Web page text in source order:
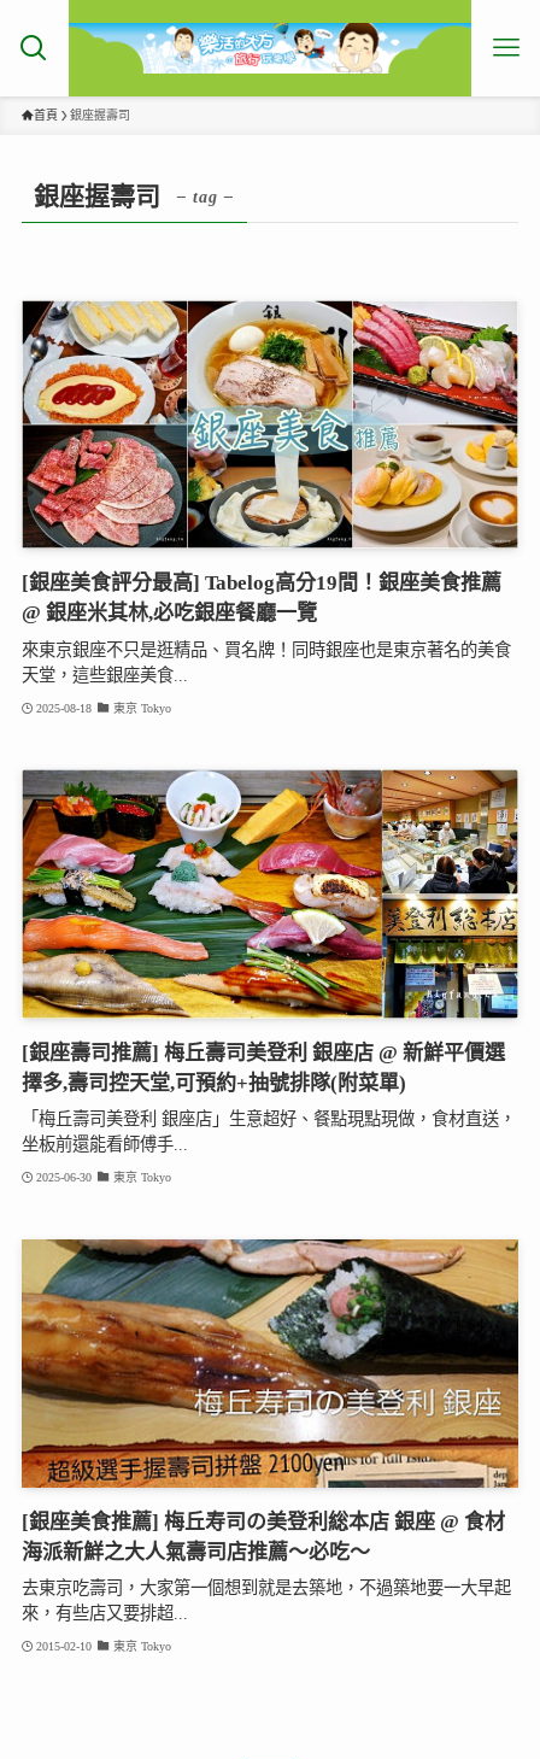
首頁 銀座握壽司
銀座握壽司 – tag –
[銀座美食評分最高] Tabelog高分19間！銀座美食推薦
@ 銀座米其林,必吃銀座餐廳一覽
來東京銀座不只是逛精品、買名牌！同時銀座也是東京著名的美食
天堂，這些銀座美食...
2025-08-18 東京 Tokyo
[銀座壽司推薦] 梅丘壽司美登利 銀座店 @ 新鮮平價選
擇多,壽司控天堂,可預約+抽號排隊(附菜單)
「梅丘壽司美登利 銀座店」生意超好、餐點現點現做，食材直送，
坐板前還能看師傅手...
2025-06-30 東京 Tokyo
[銀座美食推薦] 梅丘寿司の美登利総本店 銀座 @ 食材
海派新鮮之大人氣壽司店推薦～必吃～
去東京吃壽司，大家第一個想到就是去築地，不過築地要一大早起
來，有些店又要排超...
2015-02-10 東京 Tokyo